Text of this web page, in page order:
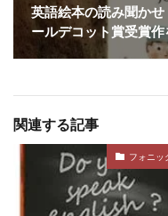
英語絵本の読み聞か
ールデコット賞受賞
関連する記事
フォニッ